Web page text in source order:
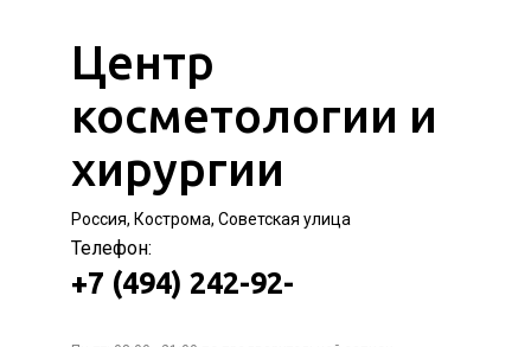
Центр
косметологии и
хирургии
Россия, Кострома, Советская улица
Телефон:
+7 (494) 242-92-